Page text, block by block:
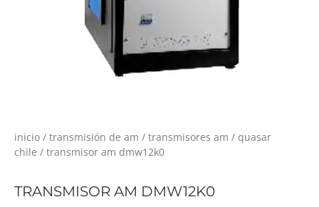
inicio / transmisión de am / transmisores am / quasar
chile / transmisor am dmw12k0
TRANSMISOR AM DMW12K0